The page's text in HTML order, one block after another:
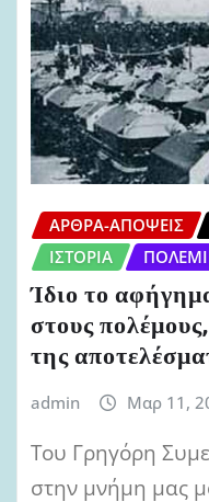
ΆΡΘΡΑ-ΑΠΌΨΕΙΣ
ΙΣΤΟΡΊΑ
Ίδιο το
στους
της
admin Μαρ 11,
Του Γρηγόρη
στην μνήμη μας